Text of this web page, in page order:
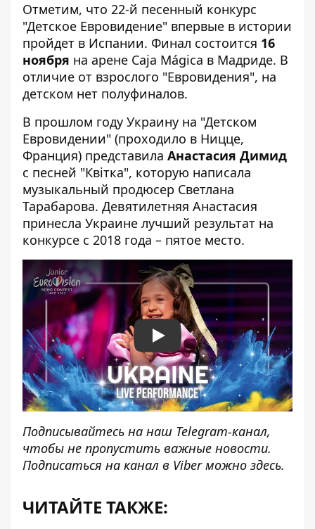
Отметим, что 22-й песенный конкурс
"Детское Евровидение" впервые в истории
пройдет в Испании. Финал состоится 16
ноября на арене Caja Mágica в Мадриде. В
отличие от взрослого "Евровидения", на
детском нет полуфиналов.
В прошлом году Украину на "Детском
Евровидении" (проходило в Ницце,
Франция) представила Анастасия Димид
с песней "Квітка", которую написала
музыкальный продюсер Светлана
Тарабарова. Девятилетняя Анастасия
принесла Украине лучший результат на
конкурсе с 2018 года – пятое место.
Play
Подписывайтесь на наш Telegram-канал,
чтобы не пропустить важные новости.
Подписаться на канал в Viber можно здесь.
ЧИТАЙТЕ ТАКЖЕ: